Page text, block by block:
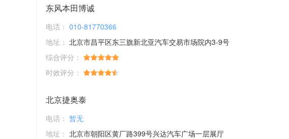
东风本田博诚
电话： 010-81770366
地址： 北京市昌平区东三旗新北亚汽车交易市场院内3-9号
综合评分：
时效评分：
北京捷奥泰
电话： 暂无
地址： 北京市朝阳区黄厂路399号兴达汽车广场一层展厅